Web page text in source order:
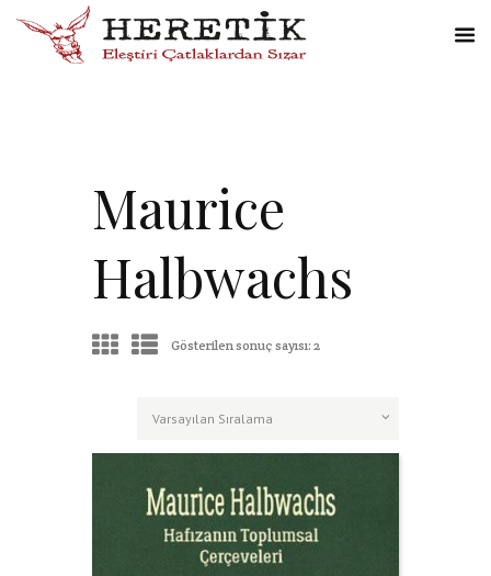
Maurice
Halbwachs
Gösterilen sonuç sayısı: 2